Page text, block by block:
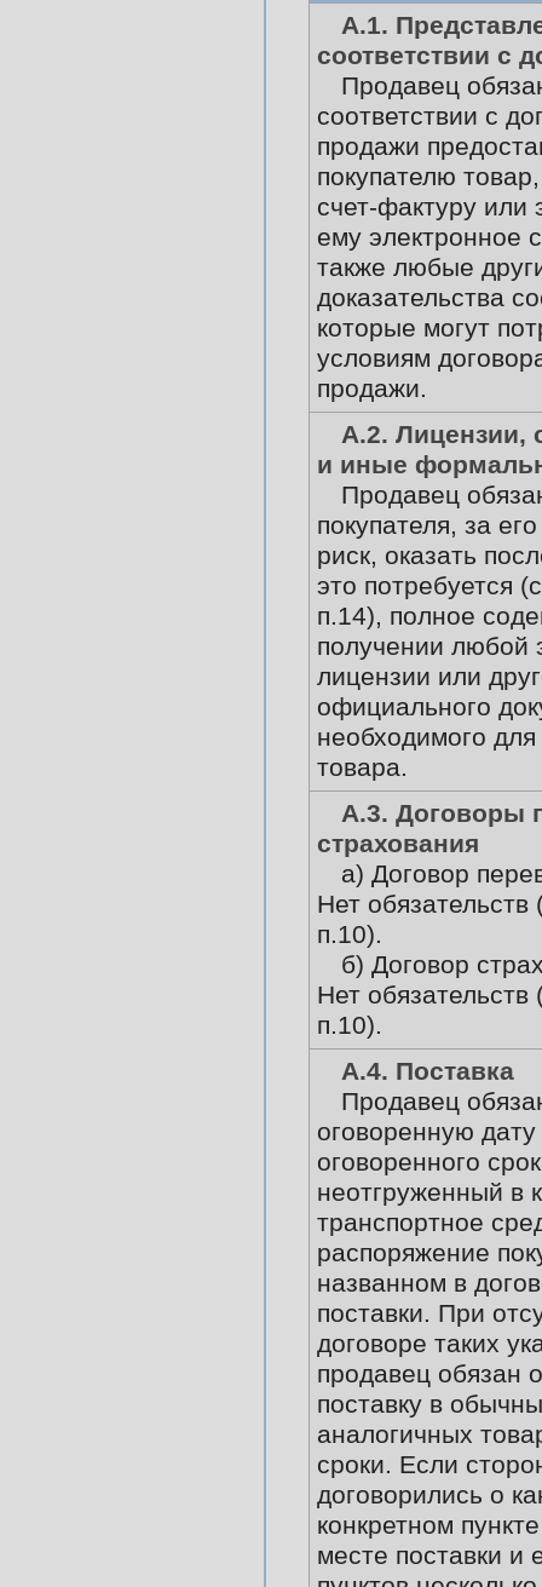
А.1.
соответствии с
Продавец
соответствии с
продажи
покупателю
счет-фактуру или
ему электронное
также любые
доказательства
которые могут
условиям
продажи.
А.2. Лицензии,
и иные
Продавец
покупателя, за
риск, оказать
это потребуется
п.14), полное
получении любой
лицензии или
официального
необходимого для
товара.
А.3. Договоры
страхования
а) Договор
Нет
п.10).
б) Договор
Нет
п.10).
А.4. Поставка
Продавец
оговоренную
оговоренного
неотгруженный в
транспортное
распоряжение
названном в
поставки. При
договоре таких
продавец обязан
поставку в
аналогичных
сроки. Если
договорились о
конкретном
месте поставки и